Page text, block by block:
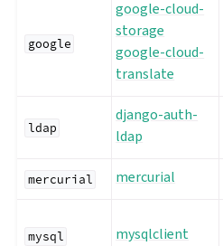
google
google-cloud-
storage
google-cloud-
translate
ldap
django-auth-
ldap
mercurial mercurial
mysql mysqlclient